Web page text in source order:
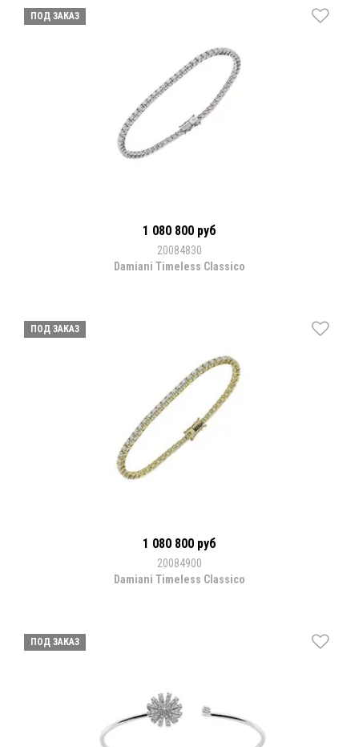
ПОД ЗАКАЗ
1 080 800 руб
20084830
Damiani Timeless Classico
ПОД ЗАКАЗ
1 080 800 руб
20084900
Damiani Timeless Classico
ПОД ЗАКАЗ